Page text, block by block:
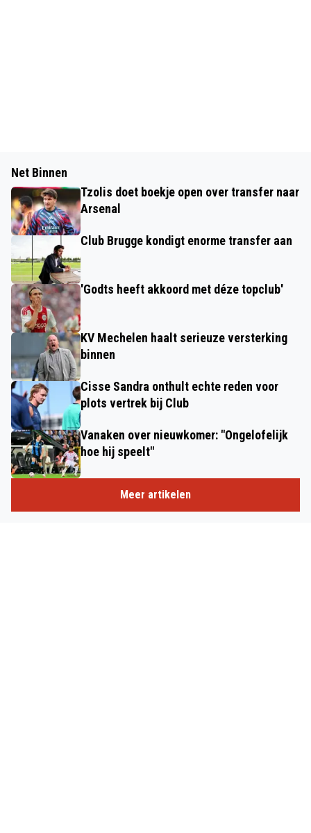
Net Binnen
Tzolis doet boekje open over transfer naar
Arsenal
Club Brugge kondigt enorme transfer aan
'Godts heeft akkoord met déze topclub'
KV Mechelen haalt serieuze versterking
binnen
Cisse Sandra onthult echte reden voor
plots vertrek bij Club
Vanaken over nieuwkomer: "Ongelofelijk
hoe hij speelt"
Meer artikelen